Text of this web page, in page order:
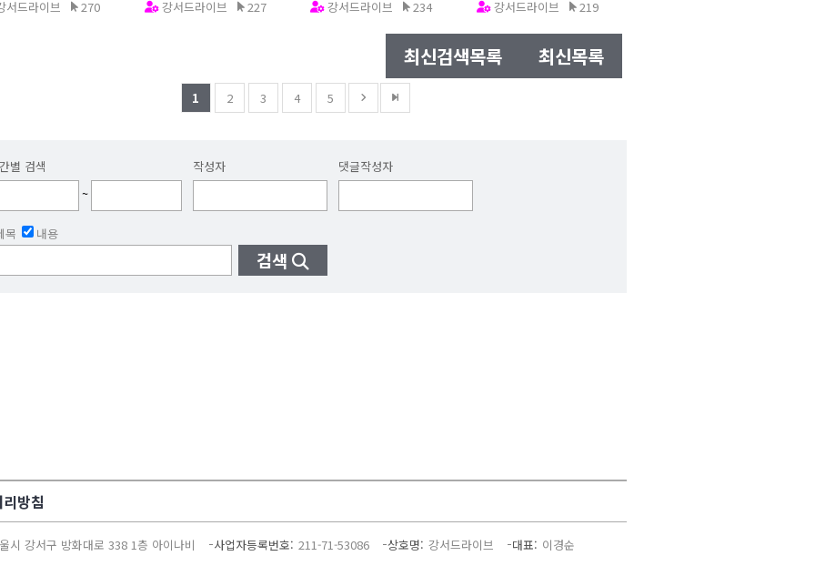
서드라이브
270
강서드라이브
227
강서드라이브
234
강서드라이브
219
최신검색목록 최신목록
1 2 3 4 5
별 검색
~
작성자 댓글작성자
목 내용
검색
방침
시 강서구 방화대로 338 1층 아이나비 사업자등록번호 211-71-53086 상호명 강서드라이브 대표 이경순